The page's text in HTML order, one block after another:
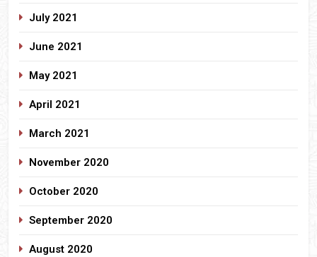
July 2021
June 2021
May 2021
April 2021
March 2021
November 2020
October 2020
September 2020
August 2020